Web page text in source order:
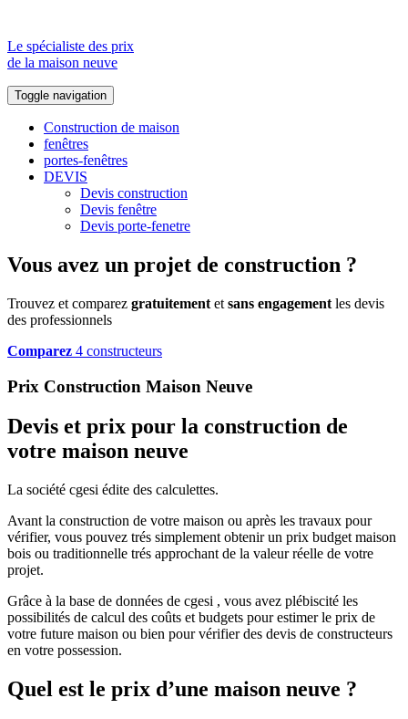
Le spécialiste des prix
de la maison neuve
Toggle navigation
Construction de maison
fenêtres
portes-fenêtres
DEVIS
Devis construction
Devis fenêtre
Devis porte-fenetre
Vous avez un projet de construction ?
Trouvez et comparez gratuitement et sans engagement les devis
des professionnels
Comparez 4 constructeurs
Prix Construction Maison Neuve
Devis et prix pour la construction de
votre maison neuve
La société cgesi édite des calculettes.
Avant la construction de votre maison ou après les travaux pour
vérifier, vous pouvez trés simplement obtenir un prix budget maison
bois ou traditionnelle trés approchant de la valeur réelle de votre
projet.
Grâce à la base de données de cgesi , vous avez plébiscité les
possibilités de calcul des coûts et budgets pour estimer le prix de
votre future maison ou bien pour vérifier des devis de constructeurs
en votre possession.
Quel est le prix d’une maison neuve ?